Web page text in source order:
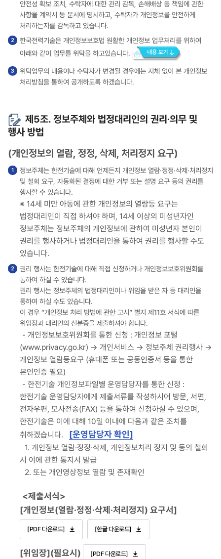
안전성 확보 조치, 수탁자에 대한 관리 감독, 손해배상 등 책임에 관한
사항을 계약서 등 문서에 명시하고, 수탁자가 개인정보를 안전하게
처리하는지를 감독하고 있습니다.
한국전력기술은 개인정보보호법 원활한 개인정보 업무처리를 위하여
아래와 같이 업무를 위탁을 하고있습니다.
위탁업무의 내용이나 수탁자가 변경될 경우에는 지체 없이 본 개인정보
처리방침을 통하여 공개하도록 하겠습니다.
제5조. 정보주체와 법정대리인의 권리∙의무 및
행사 방법
(개인정보의 열람, 정정, 삭제, 처리정지 요구)
정보주체는 한전기술에 대해 언제든지 개인정보 열람·정정·삭제·처리정지
및 철회 요구, 자동화된 결정에 대한 거부 또는 설명 요구 등의 권리를
행사할 수 있습니다.
※ 14세 미만 아동에 관한 개인정보의 열람등 요구는
법정대리인이 직접 하셔야 하며, 14세 이상의 미성년자인
정보주체는 정보주체의 개인정보에 관하여 미성년자 본인이
권리를 행사하거나 법정대리인을 통하여 권리를 행사할 수도
있습니다.
권리 행사는 한전기술에 대해 직접 신청하거나 개인정보보호위원회를
통하여 하실 수 있습니다.
권리 행사는 정보주체의 법정대리인이나 위임을 받은 자 등 대리인을
통하여 하실 수도 있습니다.
이 경우 “개인정보 처리 방법에 관한 고시” 별지 제11호 서식에 따른
위임장과 대리인의 신분증을 제출하셔야 합니다.
- 개인정보보호위원회를 통한 신청 : 개인정보 포털
(www.privacy.go.kr) → 개인서비스 → 정보주체 권리행사 →
개인정보 열람등요구 (휴대폰 또는 공동인증서 등을 통한
본인인증 필요)
- 한전기술 개인정보파일별 운영담당자를 통한 신청 :
한전기술 운영담당자에게 제출서류를 작성하시어 방문, 서면,
전자우편, 모사전송(FAX) 등을 통하여 신청하실 수 있으며,
한전기술은 이에 대해 10일 이내에 다음과 같은 조치를
취하겠습니다. [운영담당자 확인]
1. 개인정보 열람·정정·삭제, 개인정보처리 정지 및 동의 철회
시 이에 관한 통지서 발급
2. 또는 개인영상정보 열람 및 존재확인
<제출서식>
[개인정보(열람·정정·삭제·처리정지) 요구서]
[PDF 다운로드] [한글 다운로드]
[위임장](필요시) [PDF 다운로드]